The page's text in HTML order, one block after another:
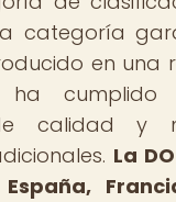
categoría
en una
ha cumplido
calidad y
La